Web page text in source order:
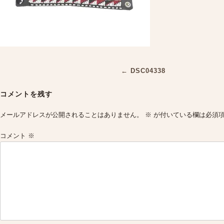
← DSC04338
コメントを残す
メールアドレスが公開されることはありません。 ※ が付いている欄は必須
コメント ※